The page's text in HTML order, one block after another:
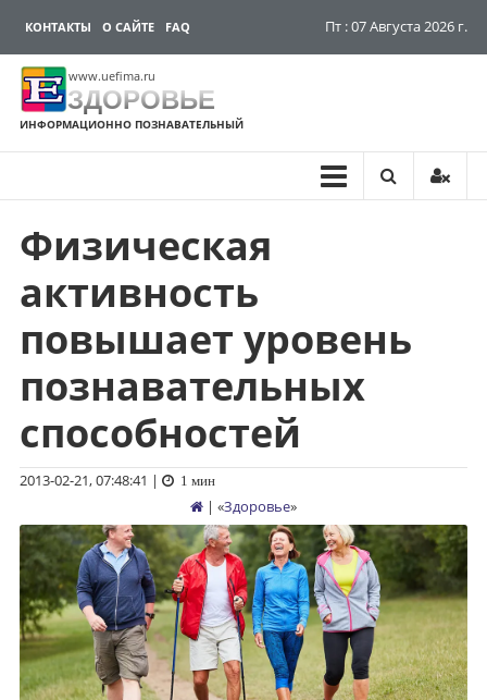
КОНТАКТЫ О САЙТЕ FAQ Пт : 07 Августа 2026 г.
www.uefima.ru
ЗДОРОВЬЕ
ИНФОРМАЦИОННО ПОЗНАВАТЕЛЬНЫЙ
Перейти
содержимому
Физическая
активность
повышает уровень
познавательных
способностей
2013-02-21, 07:48:41 | 1 мин
| «Здоровье»